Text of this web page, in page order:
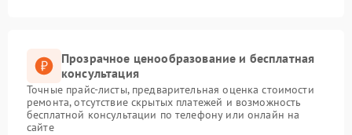
Прозрачное ценообразование и бесплатная
консультация
Точные прайс-листы, предварительная оценка стоимости
ремонта, отсутствие скрытых платежей и возможность
бесплатной консультации по телефону или онлайн на
сайте